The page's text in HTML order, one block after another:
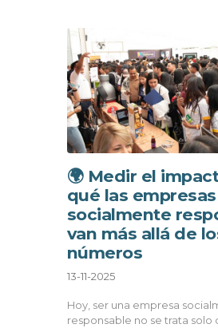
🌍 Medir el
qué las empresas
socialmente
van más allá de
números
13-11-2025
Hoy, ser una empresa
responsable no se trata solo